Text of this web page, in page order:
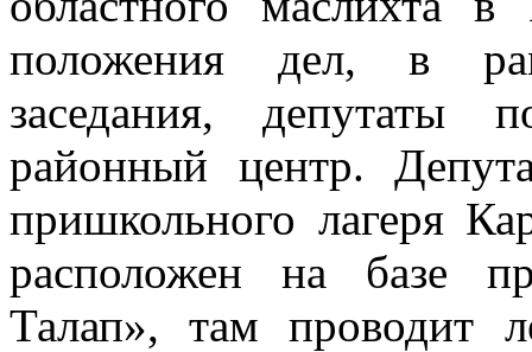
положения дел, в
заседания, депутаты
районный центр.
пришкольного лагеря
расположен на базе
Талап», там проводит